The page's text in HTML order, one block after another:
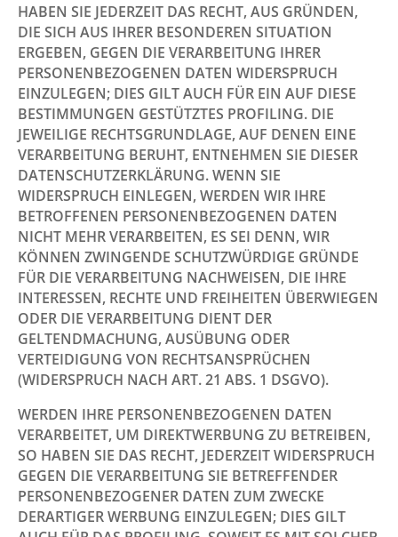
HABEN SIE JEDERZEIT DAS RECHT, AUS GRÜNDEN,
DIE SICH AUS IHRER BESONDEREN SITUATION
ERGEBEN, GEGEN DIE VERARBEITUNG IHRER
PERSONENBEZOGENEN DATEN WIDERSPRUCH
EINZULEGEN; DIES GILT AUCH FÜR EIN AUF DIESE
BESTIMMUNGEN GESTÜTZTES PROFILING. DIE
JEWEILIGE RECHTSGRUNDLAGE, AUF DENEN EINE
VERARBEITUNG BERUHT, ENTNEHMEN SIE DIESER
DATENSCHUTZERKLÄRUNG. WENN SIE
WIDERSPRUCH EINLEGEN, WERDEN WIR IHRE
BETROFFENEN PERSONENBEZOGENEN DATEN
NICHT MEHR VERARBEITEN, ES SEI DENN, WIR
KÖNNEN ZWINGENDE SCHUTZWÜRDIGE GRÜNDE
FÜR DIE VERARBEITUNG NACHWEISEN, DIE IHRE
INTERESSEN, RECHTE UND FREIHEITEN ÜBERWIEGEN
ODER DIE VERARBEITUNG DIENT DER
GELTENDMACHUNG, AUSÜBUNG ODER
VERTEIDIGUNG VON RECHTSANSPRÜCHEN
(WIDERSPRUCH NACH ART. 21 ABS. 1 DSGVO).
WERDEN IHRE PERSONENBEZOGENEN DATEN
VERARBEITET, UM DIREKTWERBUNG ZU BETREIBEN,
SO HABEN SIE DAS RECHT, JEDERZEIT WIDERSPRUCH
GEGEN DIE VERARBEITUNG SIE BETREFFENDER
PERSONENBEZOGENER DATEN ZUM ZWECKE
DERARTIGER WERBUNG EINZULEGEN; DIES GILT